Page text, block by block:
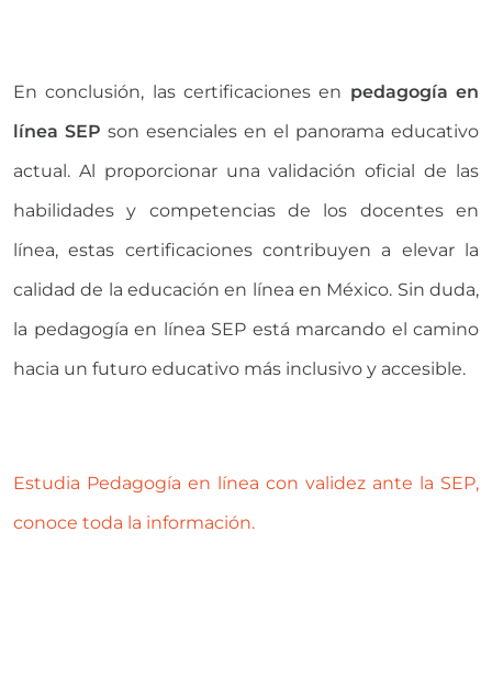
En conclusión, las certificaciones en pedagogía en
línea SEP son esenciales en el panorama educativo
actual. Al proporcionar una validación oficial de las
habilidades y competencias de los docentes en
línea, estas certificaciones contribuyen a elevar la
calidad de la educación en línea en México. Sin duda,
la pedagogía en línea SEP está marcando el camino
hacia un futuro educativo más inclusivo y accesible.
Estudia Pedagogía en línea con validez ante la SEP,
conoce toda la información.